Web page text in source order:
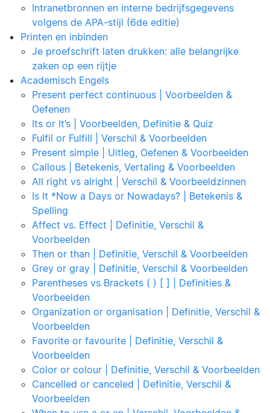
Intranetbronnen en interne bedrijfsgegevens
volgens de APA-stijl (6de editie)
Printen en inbinden
Je proefschrift laten drukken: alle belangrijke
zaken op een rijtje
Academisch Engels
Present perfect continuous | Voorbeelden &
Oefenen
Its or It’s | Voorbeelden, Definitie & Quiz
Fulfil or Fulfill | Verschil & Voorbeelden
Present simple | Uitleg, Oefenen & Voorbeelden
Callous | Betekenis, Vertaling & Voorbeelden
All right vs alright | Verschil & Voorbeeldzinnen
Is It *Now a Days or Nowadays? | Betekenis &
Spelling
Affect vs. Effect | Definitie, Verschil &
Voorbeelden
Then or than | Definitie, Verschil & Voorbeelden
Grey or gray | Definitie, Verschil & Voorbeelden
Parentheses vs Brackets ( ) [ ] | Definities &
Voorbeelden
Organization or organisation | Definitie, Verschil &
Voorbeelden
Favorite or favourite | Definitie, Verschil &
Voorbeelden
Color or colour | Definitie, Verschil & Voorbeelden
Cancelled or canceled | Definitie, Verschil &
Voorbeelden